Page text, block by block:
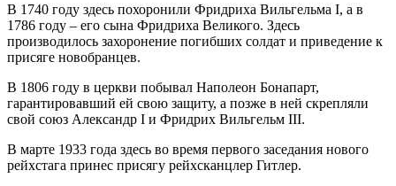
В 1740 году здесь похоронили Фридриха Вильгельма I, а в
1786 году – его сына Фридриха Великого. Здесь
производилось захоронение погибших солдат и приведение к
присяге новобранцев.
В 1806 году в церкви побывал Наполеон Бонапарт,
гарантировавший ей свою защиту, а позже в ней скрепляли
свой союз Александр I и Фридрих Вильгельм III.
В марте 1933 года здесь во время первого заседания нового
рейхстага принес присягу рейхсканцлер Гитлер.